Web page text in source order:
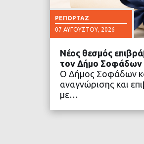
ΡΕΠΟΡΤΆΖ
07 ΑΥΓΟΎΣΤΟΥ, 2026
Νέος θεσμός
τον Δήμο Σοφάδων
Ο Δήμος Σοφάδων
αναγνώρισης και
με…